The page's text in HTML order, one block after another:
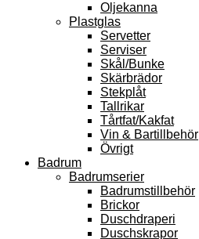
Oljekanna
Plastglas
Servetter
Serviser
Skål/Bunke
Skärbrädor
Stekplåt
Tallrikar
Tårtfat/Kakfat
Vin & Bartillbehör
Övrigt
Badrum
Badrumserier
Badrumstillbehör
Brickor
Duschdraperi
Duschskrapor